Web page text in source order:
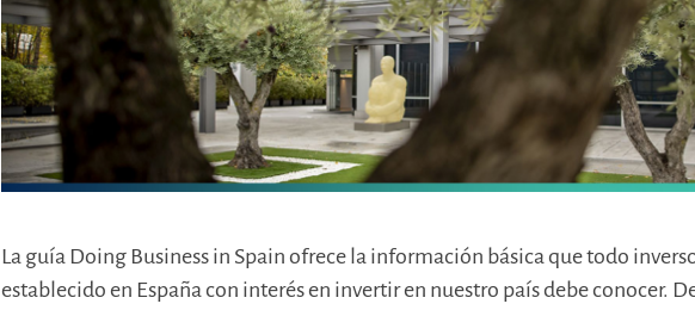
La guía Doing Business in Spain ofrece la información básica que todo
establecido en España con interés en invertir en nuestro país debe conocer.